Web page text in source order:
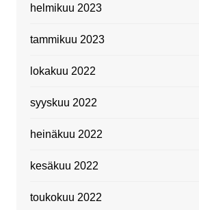
helmikuu 2023
tammikuu 2023
lokakuu 2022
syyskuu 2022
heinäkuu 2022
kesäkuu 2022
toukokuu 2022